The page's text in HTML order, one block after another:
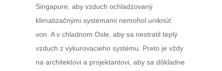
Singapure, aby vzduch ochladzovaný
klimatizačnými systémami nemohol uniknúť
von. A v chladnom Osle, aby sa nestratil teplý
vzduch z vykurovacieho systému. Preto je vždy
na architektovi a projektantovi, aby sa dôkladne